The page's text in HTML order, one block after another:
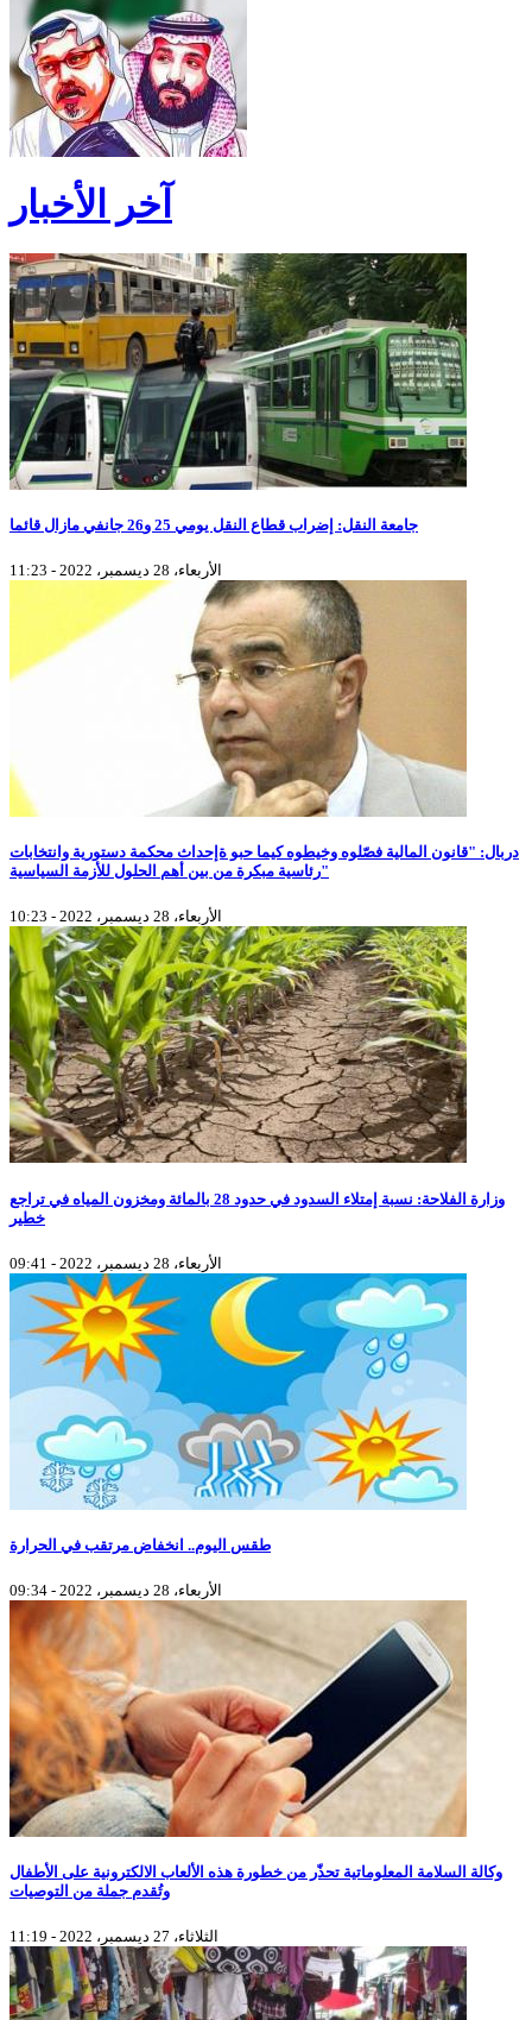
آخر الأخبار
جامعة النقل: إضراب قطاع النقل يومي 25 و26 جانفي مازال قائما
الأربعاء، 28 ديسمبر، 2022 - 11:23
دربال: "قانون المالية فصّلوه وخيطوه كيما حبو ةإحداث محكمة دستورية وانتخابات
رئاسية مبكرة من بين أهم الحلول للأزمة السياسية"
الأربعاء، 28 ديسمبر، 2022 - 10:23
وزارة الفلاحة: نسبة إمتلاء السدود في حدود 28 بالمائة ومخزون المياه في تراجع
خطير
الأربعاء، 28 ديسمبر، 2022 - 09:41
طقس اليوم.. انخفاض مرتقب في الحرارة
الأربعاء، 28 ديسمبر، 2022 - 09:34
وكالة السلامة المعلوماتية تحذّر من خطورة هذه الألعاب الالكترونية على الأطفال
وتُقدم جملة من التوصيات
الثلاثاء، 27 ديسمبر، 2022 - 11:19